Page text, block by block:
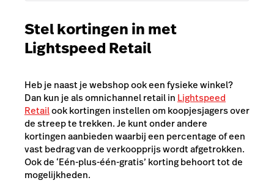
Stel kortingen in met
Lightspeed Retail
Heb je naast je webshop ook een fysieke winkel?
Dan kun je als omnichannel retail in Lightspeed
Retailook kortingen instellen om koopjesjagers over
de streep te trekken. Je kunt onder andere
kortingen aanbieden waarbij een percentage of een
vast bedrag van de verkoopprijs wordt afgetrokken.
Ook de ‘Eén-plus-één-gratis’ korting behoort tot de
mogelijkheden.